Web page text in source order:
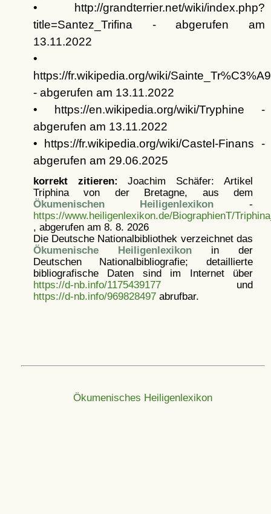
• http://grandterrier.net/wiki/index.php?
title=Santez_Trifina - abgerufen am
13.11.2022
•
https://fr.wikipedia.org/wiki/
- abgerufen am 13.11.2022
• https://en.wikipedia.org/wiki/Tryphine -
abgerufen am 13.11.2022
• https://fr.wikipedia.org/wiki/Castel-Finans -
abgerufen am 29.06.2025
korrekt zitieren: Joachim Schäfer: Artikel
Triphina von der Bretagne, aus dem
Ökumenischen Heiligenlexikon -
https://www.heiligenlexikon.de/BiographienT/
, abgerufen am 8. 8. 2026
Die Deutsche Nationalbibliothek verzeichnet das
Ökumenische Heiligenlexikonin der
Deutschen Nationalbibliografie; detaillierte
bibliografische Daten sind im Internet über
https://d-nb.info/1175439177und
https://d-nb.info/969828497abrufbar.
Ökumenisches Heiligenlexikon